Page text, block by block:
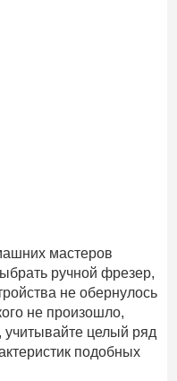
мастеров
ручной фрезер,
не обернулось
не произошло,
целый ряд
подобных